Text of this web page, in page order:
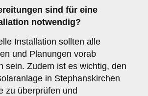
sind für eine
notwendig?
Installation sollten alle
und Planungen vorab
sein. Zudem ist es wichtig, den
in Stephanskirchen
zu überprüfen und